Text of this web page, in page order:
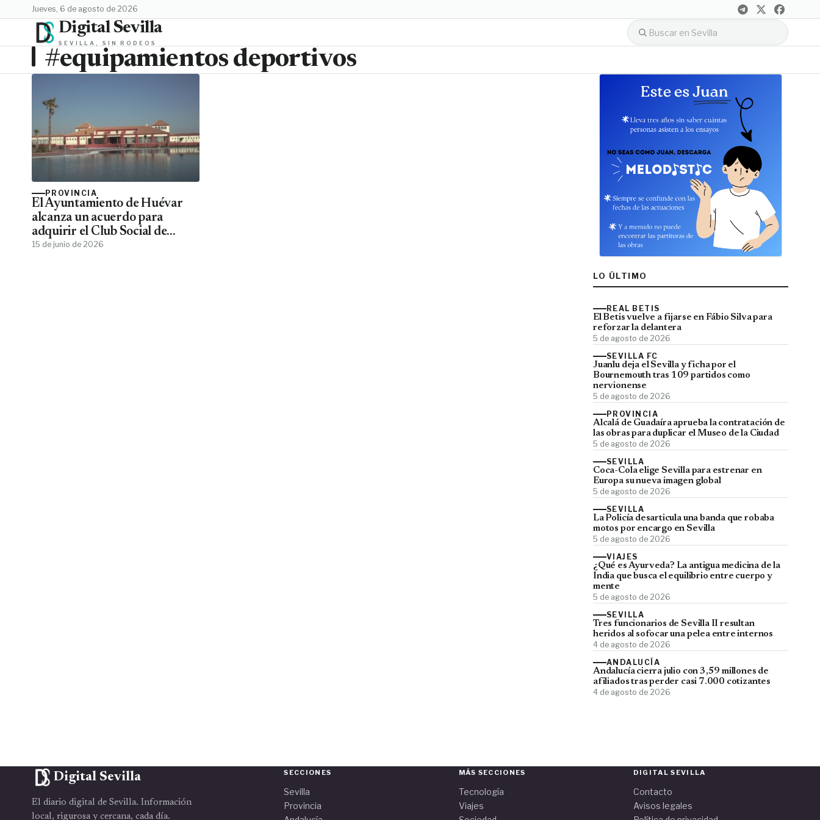
jueves, 6 de agosto de 2026
Digital Sevilla
SEVILLA, SIN RODEOS
#equipamientos deportivos
PROVINCIA
El Ayuntamiento de Huévar
alcanza un acuerdo para
adquirir el Club Social de
Guadial tras siete años de
15 de junio de 2026
LO ÚLTIMO
REAL BETIS
El Betis vuelve a fijarse en Fábio Silva para
reforzar la delantera
5 de agosto de 2026
SEVILLA FC
Juanlu deja el Sevilla y ficha por el
Bournemouth tras 109 partidos como
nervionense
5 de agosto de 2026
PROVINCIA
Alcalá de Guadaíra aprueba la contratación de
las obras para duplicar el Museo de la Ciudad
5 de agosto de 2026
SEVILLA
Coca-Cola elige Sevilla para estrenar en
Europa su nueva imagen global
5 de agosto de 2026
SEVILLA
La Policía desarticula una banda que robaba
motos por encargo en Sevilla
5 de agosto de 2026
VIAJES
¿Qué es Ayurveda? La antigua medicina de la
India que busca el equilibrio entre cuerpo y
mente
5 de agosto de 2026
SEVILLA
Tres funcionarios de Sevilla II resultan
heridos al sofocar una pelea entre internos
4 de agosto de 2026
ANDALUCÍA
Andalucía cierra julio con 3,59 millones de
afiliados tras perder casi 7.000 cotizantes
4 de agosto de 2026
Digital Sevilla
El diario digital de Sevilla. Información
local, rigurosa y cercana, cada día.
SECCIONES
Sevilla
Provincia
MÁS SECCIONES
Tecnología
Viajes
DIGITAL SEVILLA
Contacto
Avisos legales